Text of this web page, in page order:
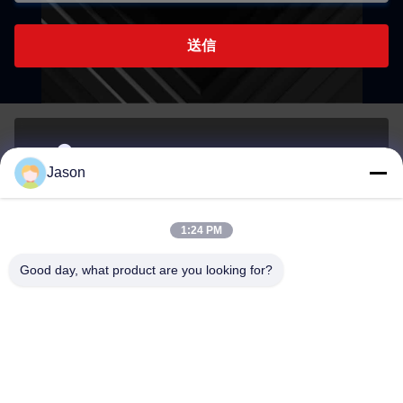
送信
アドレス
メール
youtongsales@gmail.com
Jason
1:24 PM
Good day, what product are you looking for?